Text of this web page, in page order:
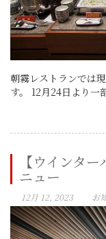
朝霧レストランでは
す。 12月24日より
【ウインタ
ニュー
12月 12, 2023 お